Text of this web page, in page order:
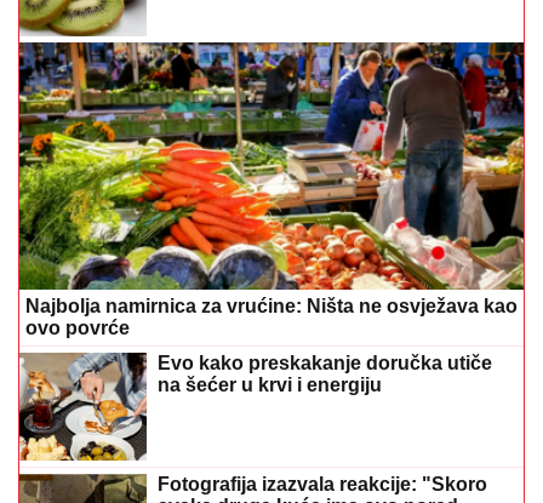
Najbolja namirnica za vrućine: Ništa ne osvježava kao
ovo povrće
Evo kako preskakanje doručka utiče
na šećer u krvi i energiju
Fotografija izazvala reakcije: "Skoro